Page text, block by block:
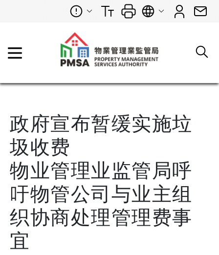
政府宣布暂缓实施垃
圾收费
物业管理业监管局呼
吁物管公司与业主组
织协商处理管理费事
宜